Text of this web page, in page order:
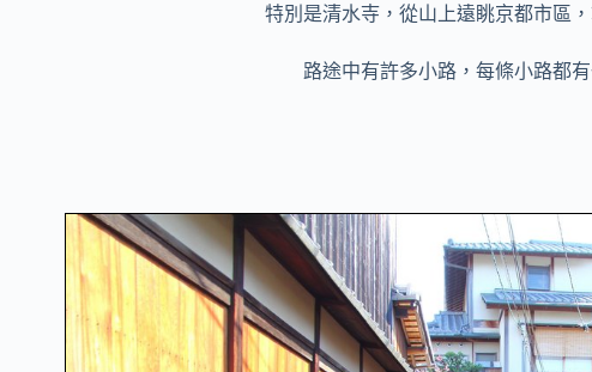
特別是清水寺，從山上遠眺京都市區
路途中有許多小路，每條小路都